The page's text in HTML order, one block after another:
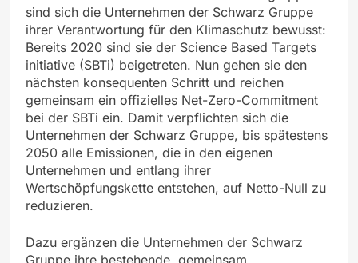
sind sich die Unternehmen der Schwarz Gruppe
ihrer Verantwortung für den Klimaschutz bewusst:
Bereits 2020 sind sie der Science Based Targets
initiative (SBTi) beigetreten. Nun gehen sie den
nächsten konsequenten Schritt und reichen
gemeinsam ein offizielles Net-Zero-Commitment
bei der SBTi ein. Damit verpflichten sich die
Unternehmen der Schwarz Gruppe, bis spätestens
2050 alle Emissionen, die in den eigenen
Unternehmen und entlang ihrer
Wertschöpfungskette entstehen, auf Netto-Null zu
reduzieren.
Dazu ergänzen die Unternehmen der Schwarz
Gruppe ihre bestehende, gemeinsam